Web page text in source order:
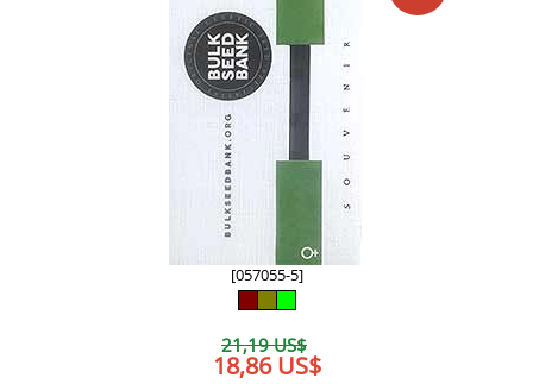
[057055-5]
21,19 US$
18,86 US$